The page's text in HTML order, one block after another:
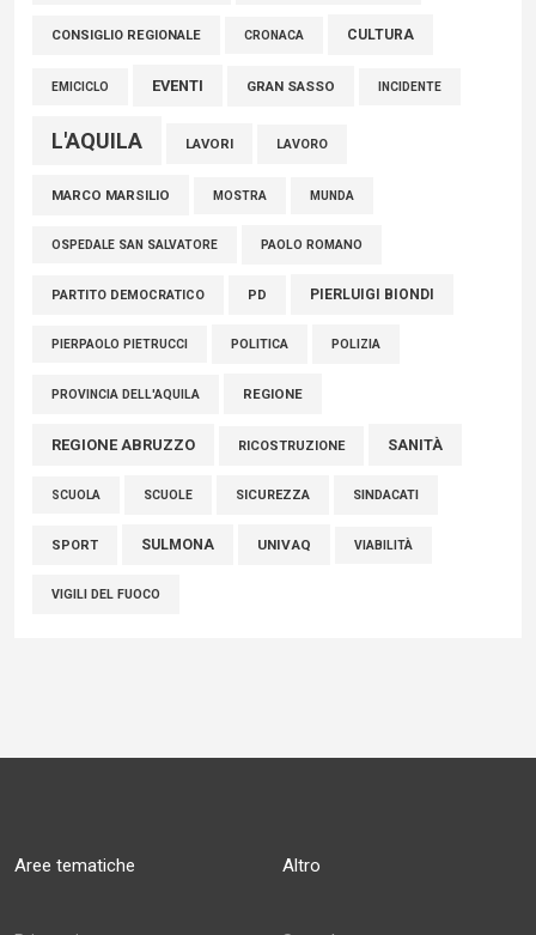
05 Agosto 2026
CONSIGLIO REGIONALE CRONACA CULTURA
EMICICLO EVENTI GRAN SASSO INCIDENTE
L'AQUILA LAVORI LAVORO
MARCO MARSILIO MOSTRA MUNDA
OSPEDALE SAN SALVATORE PAOLO ROMANO
PARTITO DEMOCRATICO PD PIERLUIGI BIONDI
PIERPAOLO PIETRUCCI POLITICA POLIZIA
PROVINCIA DELL'AQUILA REGIONE
REGIONE ABRUZZO RICOSTRUZIONE SANITÀ
SCUOLA SCUOLE SICUREZZA SINDACATI
SPORT SULMONA UNIVAQ VIABILITÀ
VIGILI DEL FUOCO
Aree tematiche Altro